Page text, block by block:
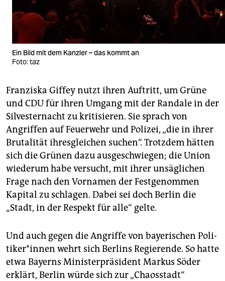
Ein Bild mit dem Kanzler – das kommt an
Foto: taz
Franziska Giffey nutzt ihren Auftritt, um Grüne
und CDU für ihren Umgang mit der Randale in der
Silvesternacht zu kritisieren. Sie sprach von
Angriffen auf Feuerwehr und Polizei, „die in ihrer
Brutalität ihresgleichen suchen“. Trotzdem hätten
sich die Grünen dazu ausgeschwiegen; die Union
wiederum habe versucht, mit ihrer unsäglichen
Frage nach den Vornamen der Festgenommen
Kapital zu schlagen. Dabei sei doch Berlin die
„Stadt, in der Respekt für alle“ gelte.
Und auch gegen die Angriffe von bayerischen Po­li­
ti­ke­r*in­nen wehrt sich Berlins Regierende. So hatte
etwa Bayerns Ministerpräsident Markus Söder
erklärt, Berlin würde sich zur „Chaosstadt“